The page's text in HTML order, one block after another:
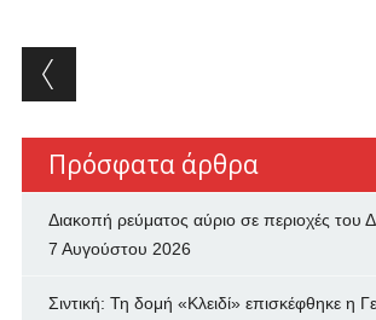
Post navigation
Πρόσφατα άρθρα
Διακοπή ρεύματος αύριο σε περιοχές του
7 Αυγούστου 2026
Σιντική: Τη δομή «Κλειδί» επισκέφθηκε η